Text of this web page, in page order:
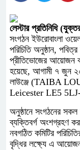
লেস্টার প্রতিনিধি
সংগঠন ইউরোবাংলা
পরিচিতি অনুষ্ঠান,
প্রীতিভোজের আয়োজন
হয়েছে, আগামী ৭ জুন
লাউঞ্জে (TAIBA
Leicester LE5 5LJ-
অনুষ্ঠানে সংগঠনের সকল
ব্যক্তিবর্গ অংশগ্রহণ
নবগঠিত কমিটির
বৃদ্ধির লক্ষ্যে এ